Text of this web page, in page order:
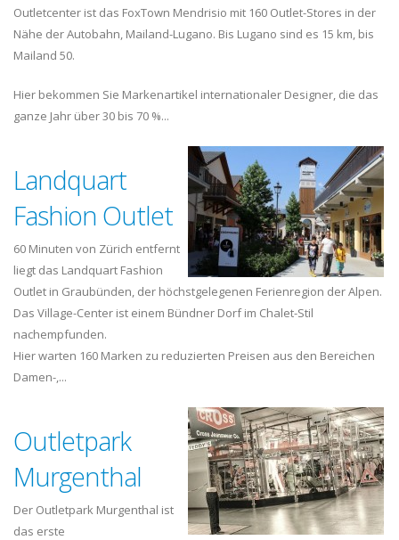
Outletcenter ist das FoxTown Mendrisio mit 160 Outlet-Stores in der
Nähe der Autobahn, Mailand-Lugano. Bis Lugano sind es 15 km, bis
Mailand 50.
Hier bekommen Sie Markenartikel internationaler Designer, die das
ganze Jahr über 30 bis 70 %...
Landquart
Fashion Outlet
60 Minuten von Zürich entfernt
liegt das Landquart Fashion
Outlet in Graubünden, der höchstgelegenen Ferienregion der Alpen.
Das Village-Center ist einem Bündner Dorf im Chalet-Stil
nachempfunden.
Hier warten 160 Marken zu reduzierten Preisen aus den Bereichen
Damen-,...
Outletpark
Murgenthal
Der Outletpark Murgenthal ist
das erste